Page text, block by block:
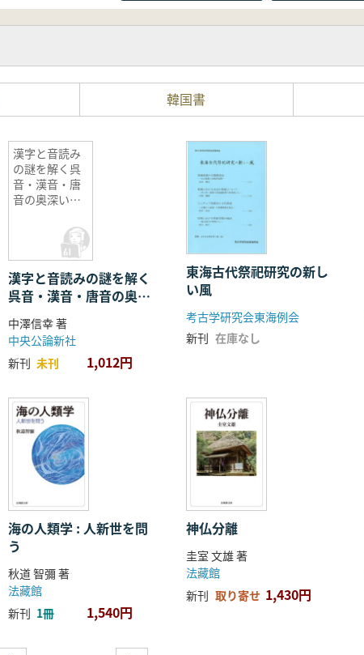
韓国書
漢字と音読み
の謎を解く呉
音・漢音・唐
音の奥深い世
漢字と音読みの謎を解く
呉音・漢音・唐音の奥深
い世界
中澤信幸 著
中央公論新社
新刊 未刊 1,012円
東海古代祭祀研究の新し
い風
考古学研究会東海例会
新刊 在庫なし
海の人類学 : 人新世を問
う
秋道 智彌 著
法藏館
新刊 1冊 1,540円
神仏分離
圭室 文雄 著
法藏館
新刊 取り寄せ 1,430円